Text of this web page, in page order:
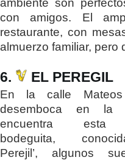
con amigos. El
restaurante, con
almuerzo familiar,
6. EL PEREGIL
En la calle
desemboca en la
encuentra esta
bodeguita,
Perejil’, algunos